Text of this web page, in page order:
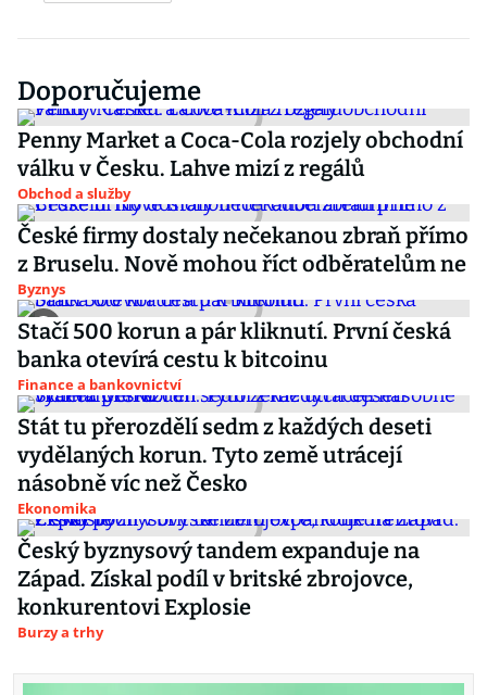
Doporučujeme
Penny Market a Coca-Cola rozjely obchodní
válku v Česku. Lahve mizí z regálů
Obchod a služby
České firmy dostaly nečekanou zbraň přímo
z Bruselu. Nově mohou říct odběratelům ne
Byznys
Stačí 500 korun a pár kliknutí. První česká
banka otevírá cestu k bitcoinu
Finance a bankovnictví
Stát tu přerozdělí sedm z každých deseti
vydělaných korun. Tyto země utrácejí
násobně víc než Česko
Ekonomika
Český byznysový tandem expanduje na
Západ. Získal podíl v britské zbrojovce,
konkurentovi Explosie
Burzy a trhy